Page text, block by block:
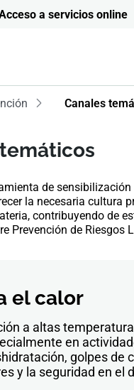
a servicios online
Canales
de
la necesaria cultura
contribuyendo de
Prevención de Riesgos
el calor
a altas
en
golpes de
y la seguridad en el